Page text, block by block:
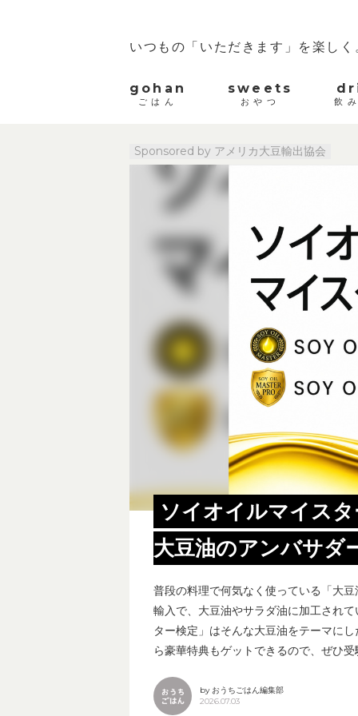
いつもの「いただきます」を楽しく
gohan
ごはん
sweets
おやつ 飲
Sponsored by アメリカ大豆輸出協会
ソイオイルマイス
大豆油のアンバサダ
普段の料理で何気なく使っている「大
輸入で、大豆油やサラダ油に加工され
ター検定」はそんな大豆油をテーマに
ら豪華特典もゲットできるので、ぜひ
by おうちごはん編集部
2026.07.03